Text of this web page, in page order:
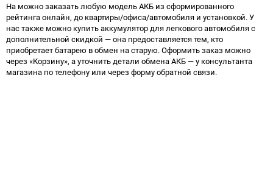
На можно заказать любую модель АКБ из сформированного
рейтинга онлайн, до квартиры/офиса/автомобиля и установкой. У
нас также можно купить аккумулятор для легкового автомобиля с
дополнительной скидкой — она предоставляется тем, кто
приобретает батарею в обмен на старую. Оформить заказ можно
через «Корзину», а уточнить детали обмена АКБ — у консультанта
магазина по телефону или через форму обратной связи.